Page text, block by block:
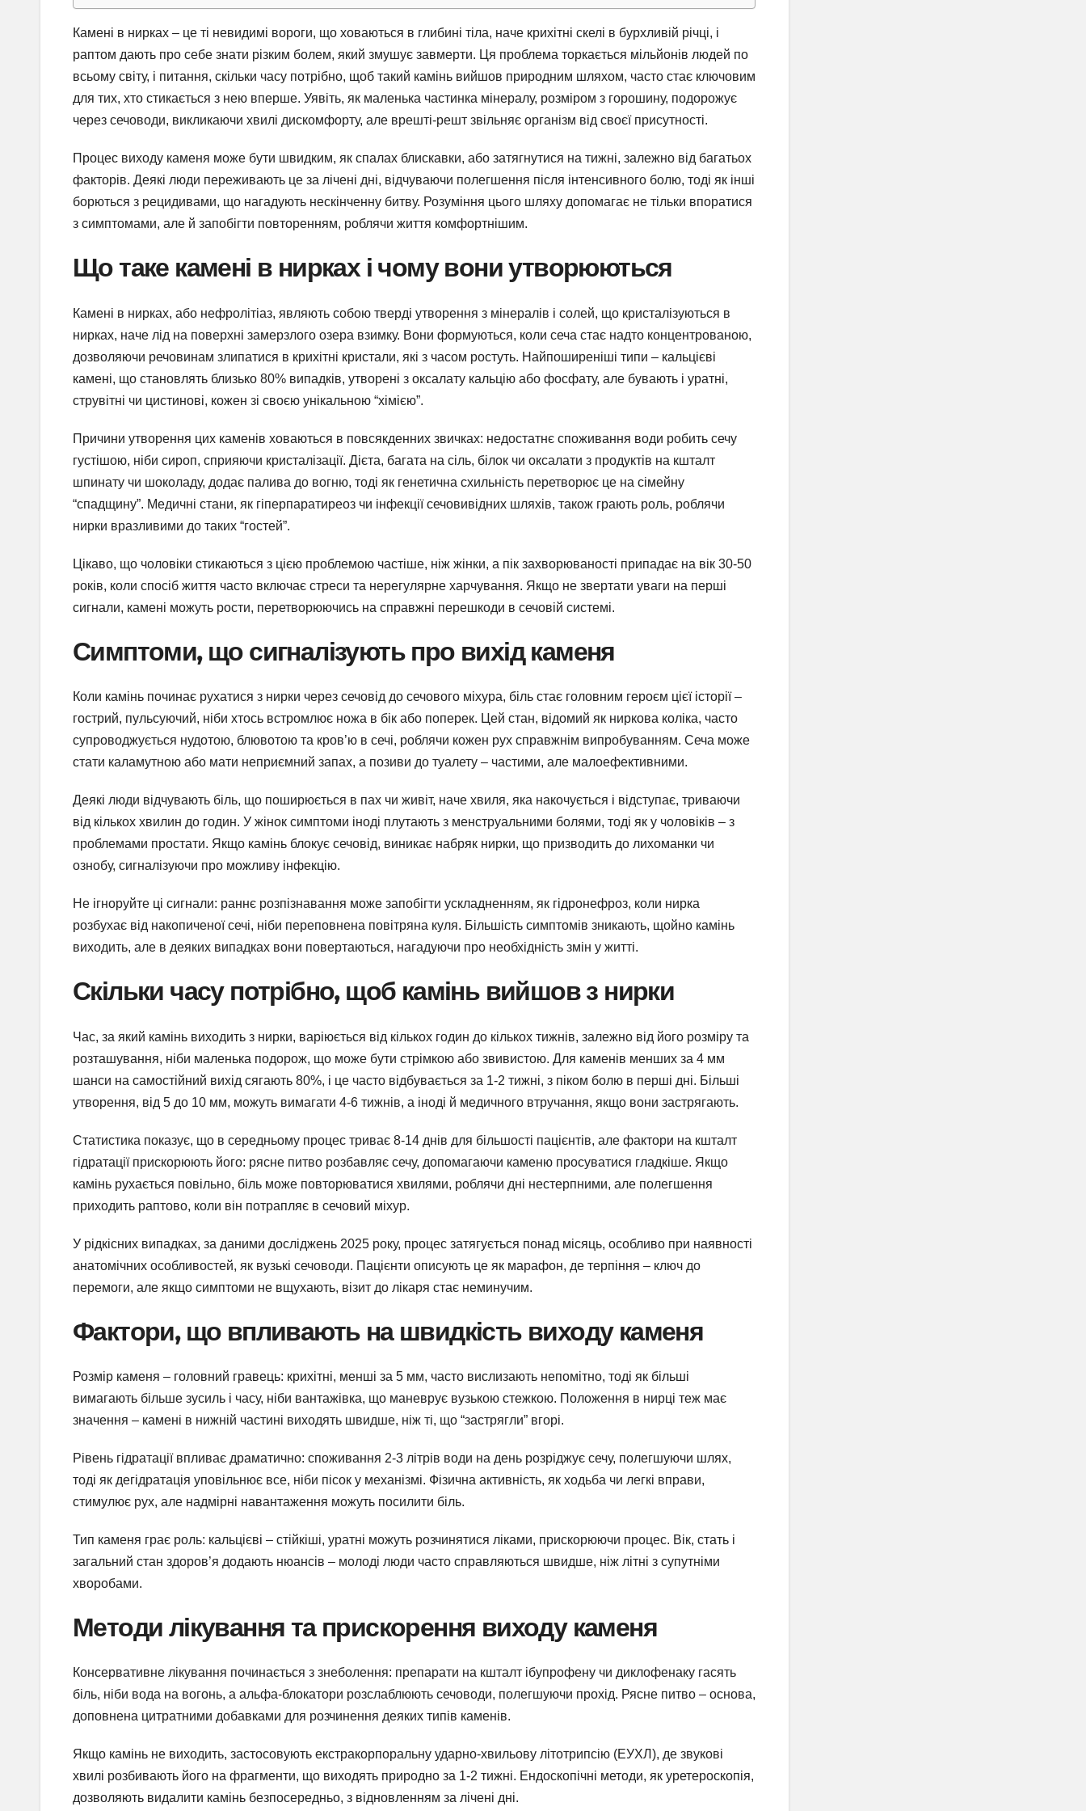
Камені в нирках – це ті невидимі вороги, що ховаються в глибині тіла, наче крихітні скелі в бурхливій річці, і
раптом дають про себе знати різким болем, який змушує завмерти. Ця проблема торкається мільйонів людей по
всьому світу, і питання, скільки часу потрібно, щоб такий камінь вийшов природним шляхом, часто стає ключовим
для тих, хто стикається з нею вперше. Уявіть, як маленька частинка мінералу, розміром з горошину, подорожує
через сечоводи, викликаючи хвилі дискомфорту, але врешті-решт звільняє організм від своєї присутності.
Процес виходу каменя може бути швидким, як спалах блискавки, або затягнутися на тижні, залежно від багатьох
факторів. Деякі люди переживають це за лічені дні, відчуваючи полегшення після інтенсивного болю, тоді як інші
борються з рецидивами, що нагадують нескінченну битву. Розуміння цього шляху допомагає не тільки впоратися
з симптомами, але й запобігти повторенням, роблячи життя комфортнішим.
Що таке камені в нирках і чому вони утворюються
Камені в нирках, або нефролітіаз, являють собою тверді утворення з мінералів і солей, що кристалізуються в
нирках, наче лід на поверхні замерзлого озера взимку. Вони формуються, коли сеча стає надто концентрованою,
дозволяючи речовинам злипатися в крихітні кристали, які з часом ростуть. Найпоширеніші типи – кальцієві
камені, що становлять близько 80% випадків, утворені з оксалату кальцію або фосфату, але бувають і уратні,
струвітні чи цистинові, кожен зі своєю унікальною “хімією”.
Причини утворення цих каменів ховаються в повсякденних звичках: недостатнє споживання води робить сечу
густішою, ніби сироп, сприяючи кристалізації. Дієта, багата на сіль, білок чи оксалати з продуктів на кшталт
шпинату чи шоколаду, додає палива до вогню, тоді як генетична схильність перетворює це на сімейну
“спадщину”. Медичні стани, як гіперпаратиреоз чи інфекції сечовивідних шляхів, також грають роль, роблячи
нирки вразливими до таких “гостей”.
Цікаво, що чоловіки стикаються з цією проблемою частіше, ніж жінки, а пік захворюваності припадає на вік 30-50
років, коли спосіб життя часто включає стреси та нерегулярне харчування. Якщо не звертати уваги на перші
сигнали, камені можуть рости, перетворюючись на справжні перешкоди в сечовій системі.
Симптоми, що сигналізують про вихід каменя
Коли камінь починає рухатися з нирки через сечовід до сечового міхура, біль стає головним героєм цієї історії –
гострий, пульсуючий, ніби хтось встромлює ножа в бік або поперек. Цей стан, відомий як ниркова коліка, часто
супроводжується нудотою, блювотою та кров’ю в сечі, роблячи кожен рух справжнім випробуванням. Сеча може
стати каламутною або мати неприємний запах, а позиви до туалету – частими, але малоефективними.
Деякі люди відчувають біль, що поширюється в пах чи живіт, наче хвиля, яка накочується і відступає, триваючи
від кількох хвилин до годин. У жінок симптоми іноді плутають з менструальними болями, тоді як у чоловіків – з
проблемами простати. Якщо камінь блокує сечовід, виникає набряк нирки, що призводить до лихоманки чи
ознобу, сигналізуючи про можливу інфекцію.
Не ігноруйте ці сигнали: раннє розпізнавання може запобігти ускладненням, як гідронефроз, коли нирка
розбухає від накопиченої сечі, ніби переповнена повітряна куля. Більшість симптомів зникають, щойно камінь
виходить, але в деяких випадках вони повертаються, нагадуючи про необхідність змін у житті.
Скільки часу потрібно, щоб камінь вийшов з нирки
Час, за який камінь виходить з нирки, варіюється від кількох годин до кількох тижнів, залежно від його розміру та
розташування, ніби маленька подорож, що може бути стрімкою або звивистою. Для каменів менших за 4 мм
шанси на самостійний вихід сягають 80%, і це часто відбувається за 1-2 тижні, з піком болю в перші дні. Більші
утворення, від 5 до 10 мм, можуть вимагати 4-6 тижнів, а іноді й медичного втручання, якщо вони застрягають.
Статистика показує, що в середньому процес триває 8-14 днів для більшості пацієнтів, але фактори на кшталт
гідратації прискорюють його: рясне питво розбавляє сечу, допомагаючи каменю просуватися гладкіше. Якщо
камінь рухається повільно, біль може повторюватися хвилями, роблячи дні нестерпними, але полегшення
приходить раптово, коли він потрапляє в сечовий міхур.
У рідкісних випадках, за даними досліджень 2025 року, процес затягується понад місяць, особливо при наявності
анатомічних особливостей, як вузькі сечоводи. Пацієнти описують це як марафон, де терпіння – ключ до
перемоги, але якщо симптоми не вщухають, візит до лікаря стає неминучим.
Фактори, що впливають на швидкість виходу каменя
Розмір каменя – головний гравець: крихітні, менші за 5 мм, часто вислизають непомітно, тоді як більші
вимагають більше зусиль і часу, ніби вантажівка, що маневрує вузькою стежкою. Положення в нирці теж має
значення – камені в нижній частині виходять швидше, ніж ті, що “застрягли” вгорі.
Рівень гідратації впливає драматично: споживання 2-3 літрів води на день розріджує сечу, полегшуючи шлях,
тоді як дегідратація уповільнює все, ніби пісок у механізмі. Фізична активність, як ходьба чи легкі вправи,
стимулює рух, але надмірні навантаження можуть посилити біль.
Тип каменя грає роль: кальцієві – стійкіші, уратні можуть розчинятися ліками, прискорюючи процес. Вік, стать і
загальний стан здоров’я додають нюансів – молоді люди часто справляються швидше, ніж літні з супутніми
хворобами.
Методи лікування та прискорення виходу каменя
Консервативне лікування починається з знеболення: препарати на кшталт ібупрофену чи диклофенаку гасять
біль, ніби вода на вогонь, а альфа-блокатори розслаблюють сечоводи, полегшуючи прохід. Рясне питво – основа,
доповнена цитратними добавками для розчинення деяких типів каменів.
Якщо камінь не виходить, застосовують екстракорпоральну ударно-хвильову літотрипсію (ЕУХЛ), де звукові
хвилі розбивають його на фрагменти, що виходять природно за 1-2 тижні. Ендоскопічні методи, як уретероскопія,
дозволяють видалити камінь безпосередньо, з відновленням за лічені дні.